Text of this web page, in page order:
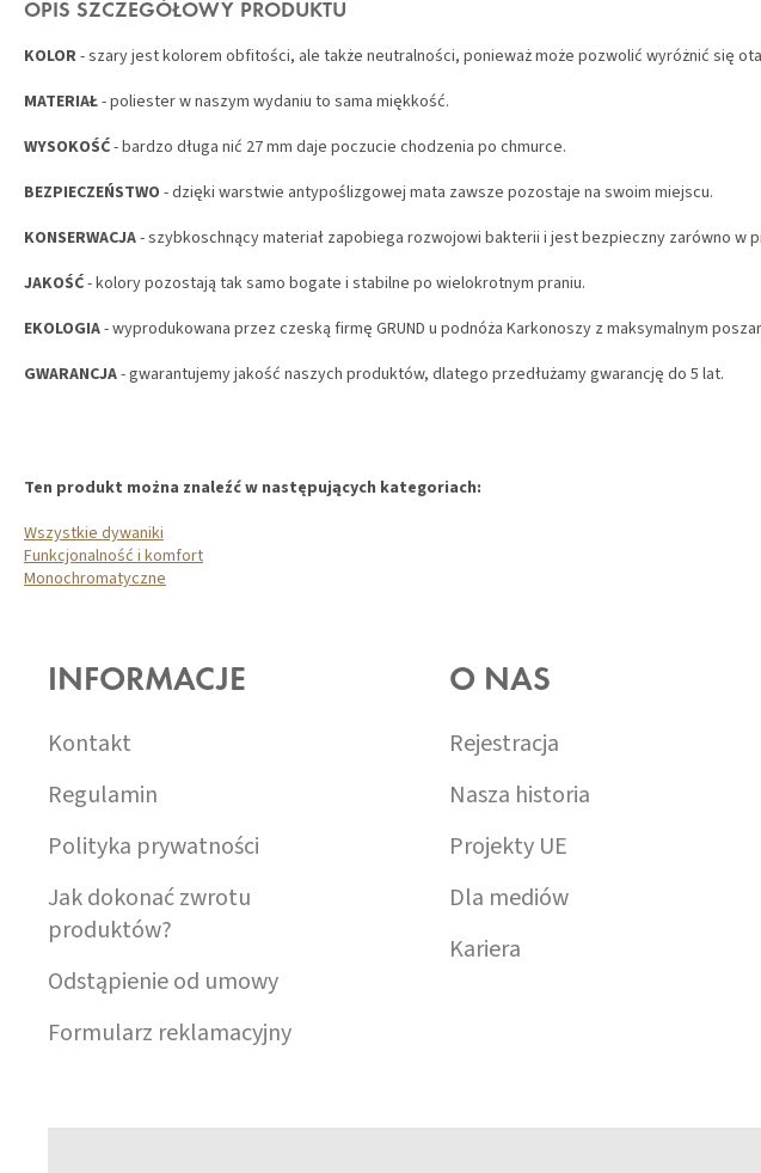
OPIS SZCZEGÓŁOWY PRODUKTU
KOLOR- szary jest kolorem obfitości, ale także neutralności, ponieważ może pozwolić wyróżnić się
MATERIAŁ- poliester w naszym wydaniu to sama miękkość.
WYSOKOŚĆ- bardzo długa nić 27 mm daje poczucie chodzenia po chmurce.
BEZPIECZEŃSTWO - dzięki warstwie antypoślizgowej mata zawsze pozostaje na swoim miejscu.
KONSERWACJA- szybkoschnący materiał zapobiega rozwojowi bakterii i jest bezpieczny zarówno w
JAKOŚĆ- kolory pozostają tak samo bogate i stabilne po wielokrotnym praniu.
EKOLOGIA- wyprodukowana przez czeską firmę GRUND u podnóża Karkonoszy z maksymalnym
GWARANCJA- gwarantujemy jakość naszych produktów, dlatego przedłużamy gwarancję do 5 lat.
Ten produkt można znaleźć w następujących kategoriach:
Wszystkie dywaniki
Funkcjonalność i komfort
Monochromatyczne
INFORMACJE
Kontakt
Regulamin
Polityka prywatności
Jak dokonać zwrotu
produktów?
Odstąpienie od umowy
Formularz reklamacyjny
O NAS
Rejestracja
Nasza historia
Projekty UE
Dla mediów
Kariera